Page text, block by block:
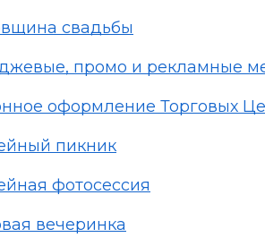
свадьбы
промо и рекламные
оформление Торговых
пикник
фотосессия
вечеринка